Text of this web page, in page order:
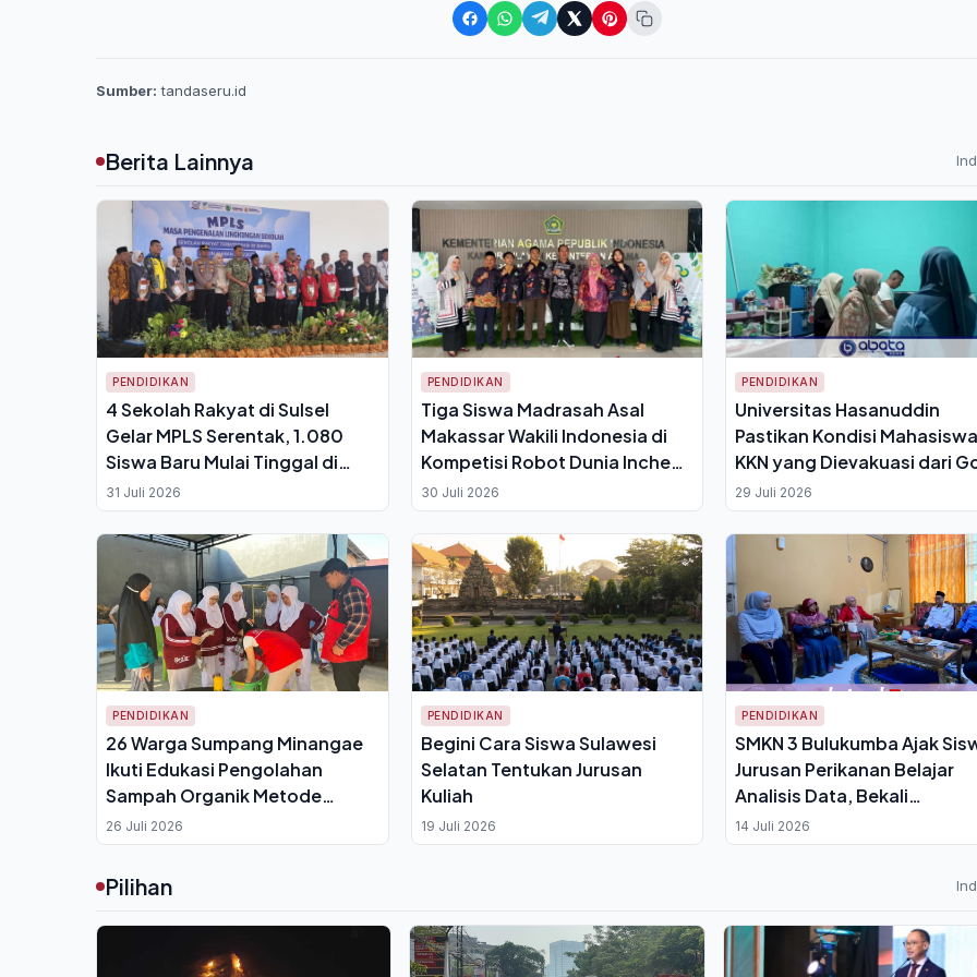
Sumber: tandaseru.id
Berita Lainnya
PENDIDIKAN
4 Sekolah Rakyat di Sulsel
Gelar MPLS Serentak, 1.080
Siswa Baru Mulai Tinggal di
Asrama
31 Juli 2026
PENDIDIKAN
Tiga Siswa Madrasah Asal
Makassar Wakili Indonesia di
Kompetisi Robot Dunia Incheon
2026
30 Juli 2026
PENDIDIKAN
Universitas Hasanuddin
Pastikan Kondisi Mahasiswa
KKN yang Dievakuasi dari
Kalibbong Pangkep Membaik
29 Juli 2026
PENDIDIKAN
26 Warga Sumpang Minangae
Ikuti Edukasi Pengolahan
Sampah Organik Metode
Takakura dari Mahasiswa KKN
UNHAS
26 Juli 2026
PENDIDIKAN
Begini Cara Siswa Sulawesi
Selatan Tentukan Jurusan
Kuliah
19 Juli 2026
PENDIDIKAN
SMKN 3 Bulukumba Ajak
Jurusan Perikanan Belajar
Analisis Data, Bekali
Kemampuan Baca Angka
Laut
14 Juli 2026
Pilihan